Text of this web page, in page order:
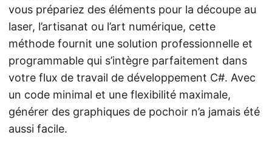
vous prépariez des éléments pour la découpe au
laser, l’artisanat ou l’art numérique, cette
méthode fournit une solution professionnelle et
programmable qui s’intègre parfaitement dans
votre flux de travail de développement C#. Avec
un code minimal et une flexibilité maximale,
générer des graphiques de pochoir n’a jamais été
aussi facile.